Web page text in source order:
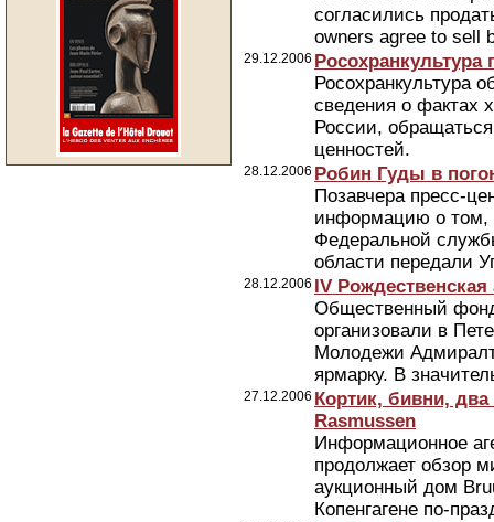
согласились
owners agree to sell
29.12.2006 Росохранкультура
Росохранкультура
сведения о фактах
России,
ценностей.
28.12.2006 Робин Гуды в
Позавчера пресс-
информацию о том,
Федеральной
области передали
28.12.2006 IV
Общественный
организовали в
Молодежи
ярмарку. В
27.12.2006 Кортик, бивни,
Rasmussen
Информационное
продолжает обзор
аукционный дом
Копенгагене по-